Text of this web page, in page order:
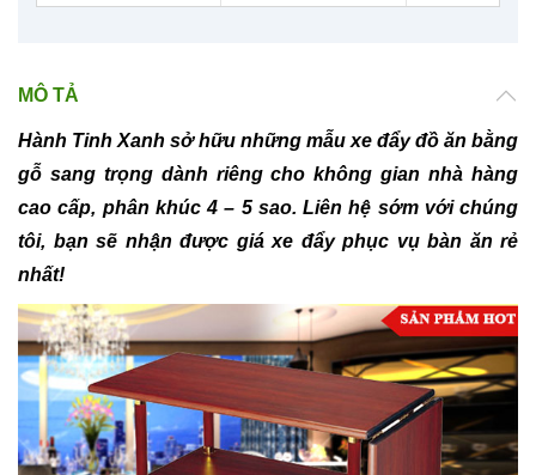
MÔ TẢ
Hành Tinh Xanh sở hữu những mẫu xe đẩy đồ ăn bằng
gỗ sang trọng dành riêng cho không gian nhà hàng
cao cấp, phân khúc 4 – 5 sao. Liên hệ sớm với chúng
tôi, bạn sẽ nhận được giá xe đẩy phục vụ bàn ăn rẻ
nhất!